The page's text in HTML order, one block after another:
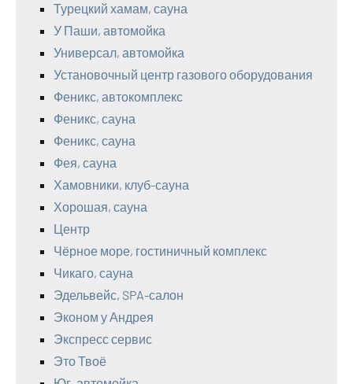
Турецкий хамам, сауна
У Паши, автомойка
Универсал, автомойка
Установочный центр газового оборудования
Феникс, автокомплекс
Феникс, сауна
Феникс, сауна
Фея, сауна
Хамовники, клуб-сауна
Хорошая, сауна
Центр
Чёрное море, гостиничный комплекс
Чикаго, сауна
Эдельвейс, SPA-салон
Эконом у Андрея
Экспресс сервис
Это Твоё